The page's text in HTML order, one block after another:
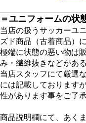
＝ユニフォームの状
当店の扱うサッカーユ
ズド商品（古着商品）
極端に状態の悪い物は
み・繊維抜きなどがあ
当店スタッフにて厳選
には記載しております
性があります事をご了
商品説明欄にて、あく